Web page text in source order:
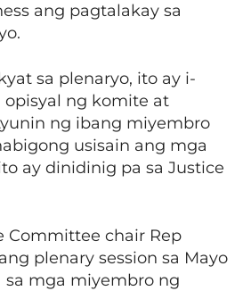
ang pagtalakay sa
sa plenaryo, ito ay i-
opisyal ng komite at
ng ibang miyembro
usisain ang mga
ay dinidinig pa sa Justice
Committee chair Rep
plenary session sa Mayo
sa mga miyembro ng